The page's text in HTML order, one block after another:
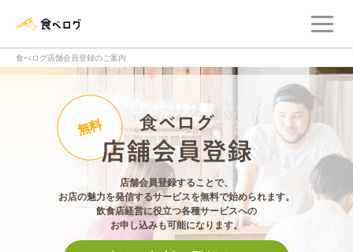
食べログ店舗会員登録のご案内
食べログ店舗会員
無料
店舗会員登録することで、
お店の魅力を発信するサービスを無料で始められます。
飲食店経営に役立つ各種サービスへの
お申し込みも可能になります。